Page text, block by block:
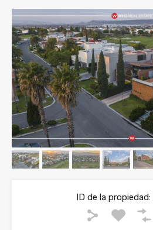
ID de la propiedad: